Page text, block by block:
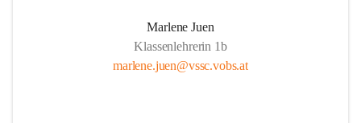
Marlene Juen
Klassenlehrerin 1b
marlene.juen@vssc.vobs.at